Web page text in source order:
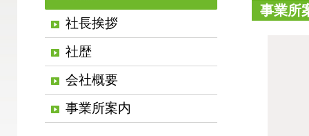
社長挨拶
社歴
会社概要
事業所案内
事業所